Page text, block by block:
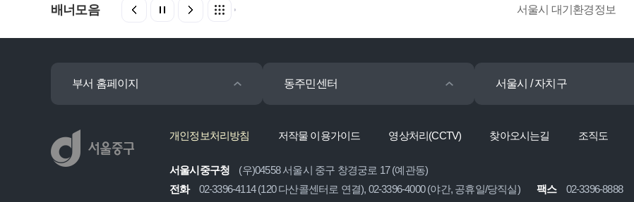
배너모음 서울시 대기환경정보
부서 홈페이지 동주민센터 서울시 / 자치구
개인정보처리방침 저작물 이용가이드 영상처리(CCTV) 찾아오시는길 조직도
서울시중구청
(우)04558 서울시 중구 창경궁로 17 (예관동)
전화
02-3396-4114 (120 다산콜센터로 연결), 02-3396-4000 (야간, 공휴일/당직실) 팩스 02-3396-8888